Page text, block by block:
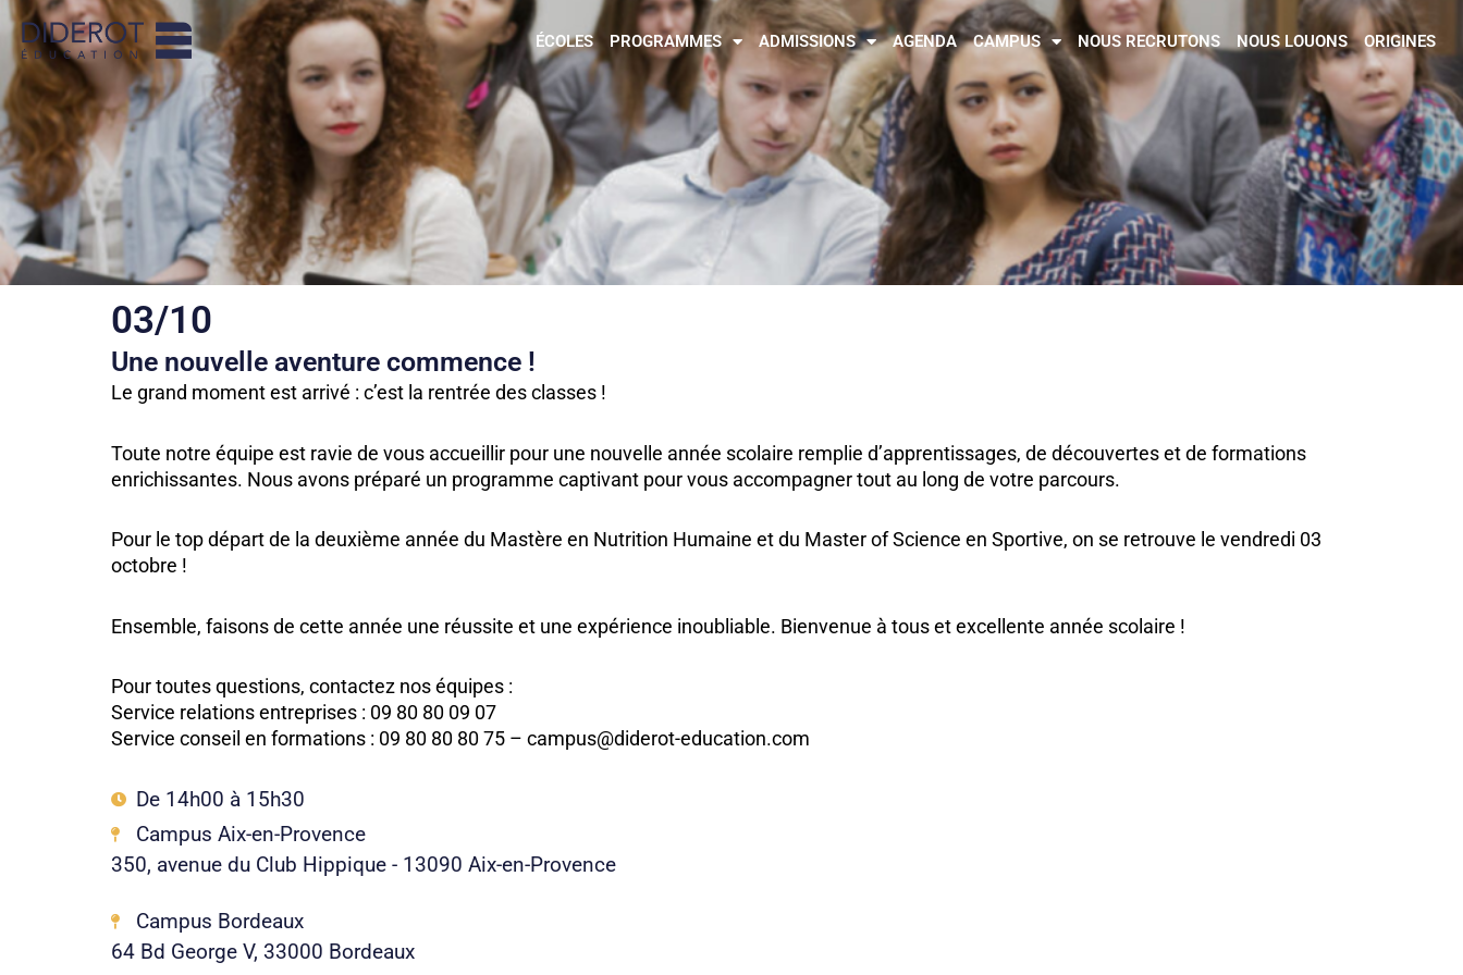
Aller
contenu
ÉCOLES PROGRAMMES ADMISSIONS AGENDA CAMPUS NOUS RECRUTONS NOUS LOUONS ORIGINES
03/10
Une nouvelle aventure commence !
Le grand moment est arrivé : c’est la rentrée des classes !
Toute notre équipe est ravie de vous accueillir pour une nouvelle année scolaire remplie d’apprentissages, de découvertes et de formations
enrichissantes. Nous avons préparé un programme captivant pour vous accompagner tout au long de votre parcours.
Pour le top départ de la deuxième année du Mastère en Nutrition Humaine et du Master of Science en Sportive, on se retrouve le vendredi 03
octobre !
Ensemble, faisons de cette année une réussite et une expérience inoubliable. Bienvenue à tous et excellente année scolaire !
Pour toutes questions, contactez nos équipes :
Service relations entreprises : 09 80 80 09 07
Service conseil en formations : 09 80 80 80 75 – campus@diderot-education.com
De 14h00 à 15h30
Campus Aix-en-Provence
350, avenue du Club Hippique - 13090 Aix-en-Provence
Campus Bordeaux
64 Bd George V, 33000 Bordeaux